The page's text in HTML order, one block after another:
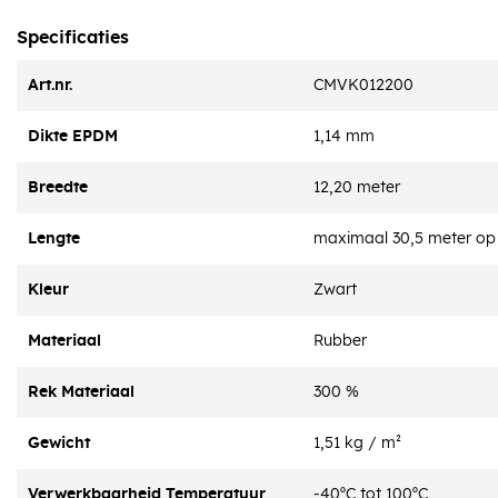
Specificaties
Art.nr. CMVK012200
Dikte EPDM 1,14 mm
Breedte 12,20 meter
Lengte maximaal 30,5 meter
Kleur Zwart
Materiaal Rubber
Rek Materiaal 300 %
Gewicht 1,51 kg / m²
Verwerkbaarheid Temperatuur -40ºC tot 100ºC